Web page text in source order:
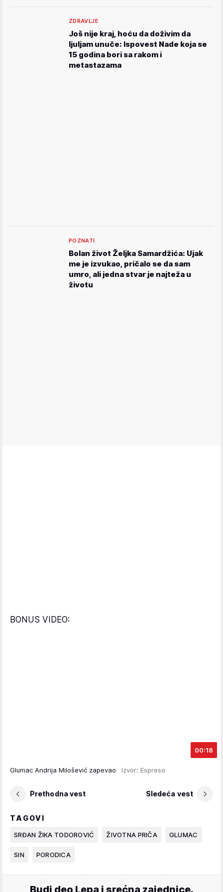
ZDRAVLJE
Još nije kraj, hoću da doživim da
ljuljam unuče: Ispovest Nade koja se
15 godina bori sa rakom i
metastazama
POZNATI
Bolan život Željka Samardžića: Ujak
me je izvukao, pričalo se da sam
umro, ali jedna stvar je najteža u
životu
BONUS VIDEO:
00:18
Glumac Andrija Milošević zapevao Izvor: Espreso
Prethodna vest Sledeća vest
TAGOVI
SRĐAN ŽIKA TODOROVIĆ ŽIVOTNA PRIČA GLUMAC
SIN PORODICA
Budi deo Lepa i srećna zajednice.